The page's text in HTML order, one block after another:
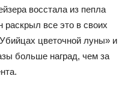
восстала из пепла
раскрыл все это в своих
цветочной луны» и
больше наград, чем за